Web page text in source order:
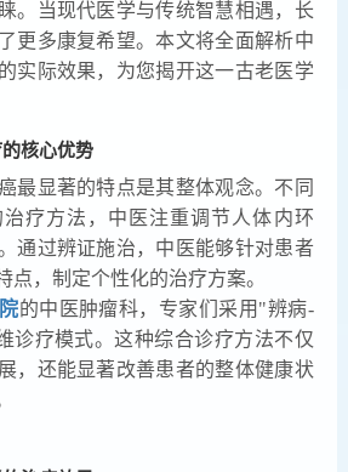
。当现代医学与传统智慧相遇，长
更多康复希望。本文将全面解析中
实际效果，为您揭开这一古老医学
核心优势
最显著的特点是其整体观念。不同
疗方法，中医注重调节人体内环
通过辨证施治，中医能够针对患者
点，制定个性化的治疗方案。
的中医肿瘤科，专家们采用"辨病-
诊疗模式。这种综合诊疗方法不仅
，还能显著改善患者的整体健康状